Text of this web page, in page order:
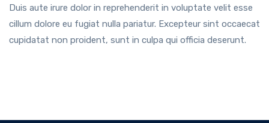
Duis aute irure dolor in reprehenderit in voluptate velit esse
cillum dolore eu fugiat nulla pariatur. Excepteur sint occaecat
cupidatat non proident, sunt in culpa qui officia deserunt.